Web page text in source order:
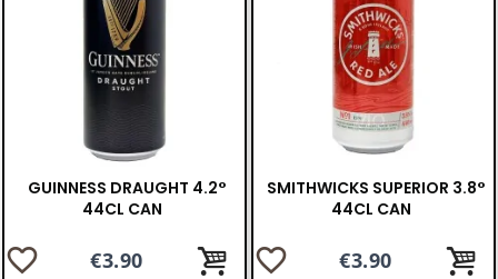
GUINNESS DRAUGHT 4.2°
44CL CAN
favorite_border Price
€3.90
SMITHWICKS SUPERIOR 3.8°
44CL CAN
favorite_border Price
€3.90